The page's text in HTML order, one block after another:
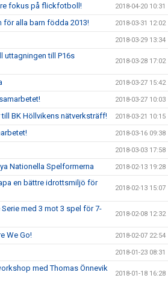
fokus på flickfotboll! 2018-04-20 10:31
alla barn födda 2013! 2018-03-31 12:02
2018-03-29 13:34
uttagningen till P16s
2018-03-28 17:02
2018-03-27 15:42
2018-03-27 10:03
BK Höllvikens nätverksträff! 2018-03-21 10:15
2018-03-16 09:38
2018-03-03 17:58
Nationella Spelformerna 2018-02-13 19:28
en bättre idrottsmiljö för
2018-02-13 15:07
med 3 mot 3 spel för 7-
2018-02-08 12:32
We Go! 2018-02-07 22:54
2018-01-23 08:31
med Thomas Önnevik
2018-01-18 16:28